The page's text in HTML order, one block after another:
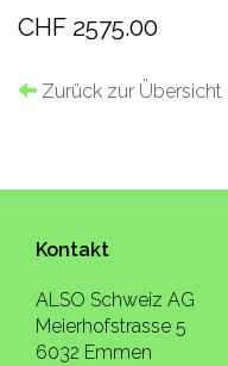
CHF 2575.00
Zurück zur Übersicht
Kontakt
ALSO Schweiz AG
Meierhofstrasse 5
6032 Emmen